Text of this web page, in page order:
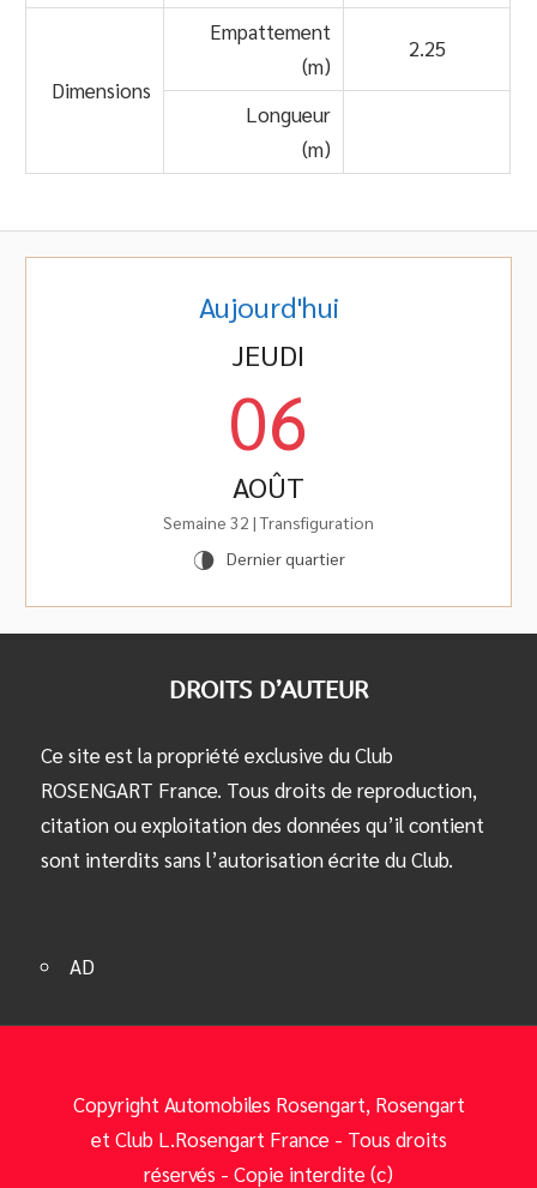
Dimensions
Empattement
(m)
2.25
Longueur
(m)
Aujourd'hui
JEUDI
06
AOÛT
Semaine 32 | Transfiguration
U Dernier quartier
DROITS D’AUTEUR
Ce site est la propriété exclusive du Club
ROSENGART France. Tous droits de reproduction,
citation ou exploitation des données qu’il contient
sont interdits sans l’autorisation écrite du Club.
AD
Copyright Automobiles Rosengart, Rosengart
et Club L.Rosengart France - Tous droits
réservés - Copie interdite (c)